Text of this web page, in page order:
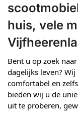
huis, vele
Bent u op zoek
dagelijks leven?
comfortabel en
bieden wij u de
uit te proberen,